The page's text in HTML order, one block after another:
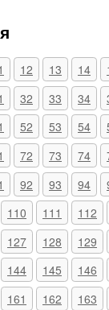
12 13 14
32 33 34
52 53 54
72 73 74
92 93 94
110 111 112
127 128 129
144 145 146
161 162 163